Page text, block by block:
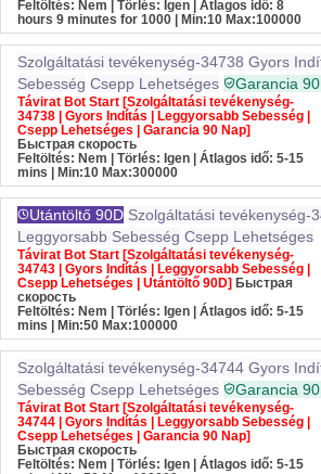
Feltöltés: Nem | Törlés: Igen | Átlagos idő: 8
hours 9 minutes for 1000
| Min:10 Max:100000
Szolgáltatási tevékenység-34738 Gyors
Sebesség Csepp Lehetséges Garancia
Távirat Bot Start [Szolgáltatási tevékenység-
34738 | Gyors Indítás | Leggyorsabb Sebesség |
Csepp Lehetséges | Garancia 90 Nap]
Быстрая скорость
Feltöltés: Nem | Törlés: Igen | Átlagos idő: 5-15
mins
| Min:10 Max:300000
Utántöltő 90D Szolgáltatási tevékenység-
Leggyorsabb Sebesség Csepp Lehetséges
Távirat Bot Start [Szolgáltatási tevékenység-
34743 | Gyors Indítás | Leggyorsabb Sebesség |
Csepp Lehetséges | Utántöltő 90D] Быстрая
скорость
Feltöltés: Nem | Törlés: Igen | Átlagos idő: 5-15
mins
| Min:50 Max:100000
Szolgáltatási tevékenység-34744 Gyors
Sebesség Csepp Lehetséges Garancia
Távirat Bot Start [Szolgáltatási tevékenység-
34744 | Gyors Indítás | Leggyorsabb Sebesség |
Csepp Lehetséges | Garancia 90 Nap]
Быстрая скорость
Feltöltés: Nem | Törlés: Igen | Átlagos idő: 5-15